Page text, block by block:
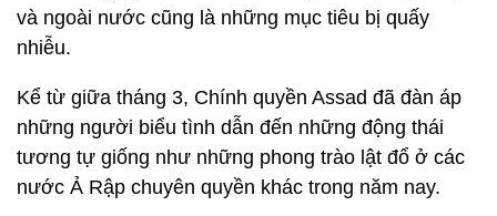
và ngoài nước cũng là những mục tiêu bị quấy
nhiễu.
Kể từ giữa tháng 3, Chính quyền Assad đã đàn áp
những người biểu tình dẫn đến những động thái
tương tự giống như những phong trào lật đổ ở các
nước Ả Rập chuyên quyền khác trong năm nay.